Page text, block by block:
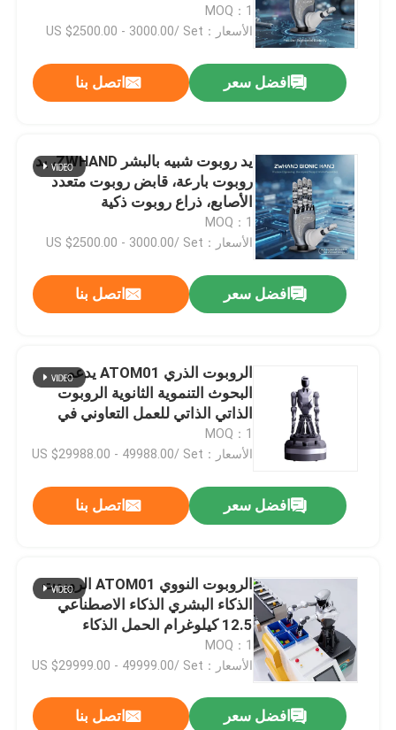
MOQ：1
الأسعار：US $2500.00 - 3000.00/ Set
افضل سعر اتصل بنا
يد روبوت شبيه بالبشر ZWHAND، يد
روبوت بارعة، قابض روبوت متعدد
الأصابع، ذراع روبوت ذكية
MOQ：1
الأسعار：US $2500.00 - 3000.00/ Set
افضل سعر اتصل بنا
الروبوت الذري ATOM01 يدعم
البحوث التنموية الثانوية الروبوت
الذاتي الذاتي للعمل التعاوني في
المصنع
MOQ：1
الأسعار：US $29988.00 - 49988.00/ Set
افضل سعر اتصل بنا
الروبوت النووي ATOM01 الروبوت
الذكاء البشري الذكاء الاصطناعي
12.5 كيلوغرام الحمل الذكاء
الروبوتي الذكي الذكاء الروبوت
MOQ：1
الأسعار：US $29999.00 - 49999.00/ Set
افضل سعر اتصل بنا